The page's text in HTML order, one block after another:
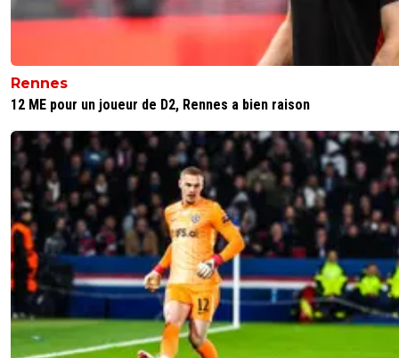
Rennes
12 ME pour un joueur de D2, Rennes a bien raison